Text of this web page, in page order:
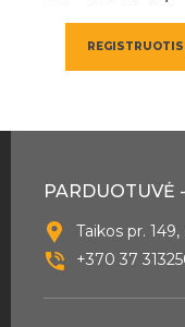
PARDUOTUVĖ
Taikos pr. 149,
+370 37